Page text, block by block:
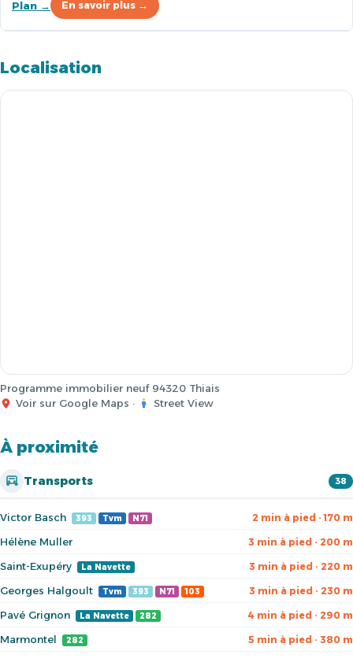
Plan → En savoir plus →
Localisation
Programme immobilier neuf 94320 Thiais
Voir sur Google Maps · Street View
À proximité
Transports 38
Victor Basch 393 Tvm N71 2 min à pied · 170 m
Hélène Muller 3 min à pied · 200 m
Saint-Exupéry La Navette 3 min à pied · 220 m
Georges Halgoult Tvm 393 N71 103 3 min à pied · 230 m
Pavé Grignon La Navette 282 4 min à pied · 290 m
Marmontel 282 5 min à pied · 380 m